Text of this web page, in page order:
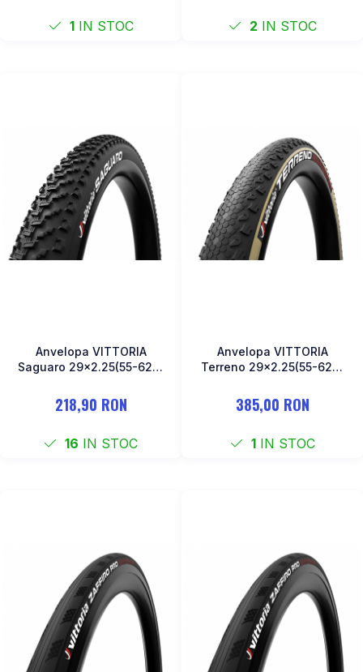
1IN STOC 2 IN STOC
Anvelopa VITTORIA
Saguaro 29x2.25(55-622)
218,90 RON
16 IN STOC
Anvelopa VITTORIA
Terreno 29x2.25(55-622)
385,00 RON
1IN STOC